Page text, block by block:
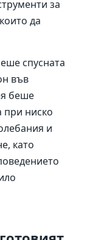
за
да
спусната
във
беше
при ниско
и
като